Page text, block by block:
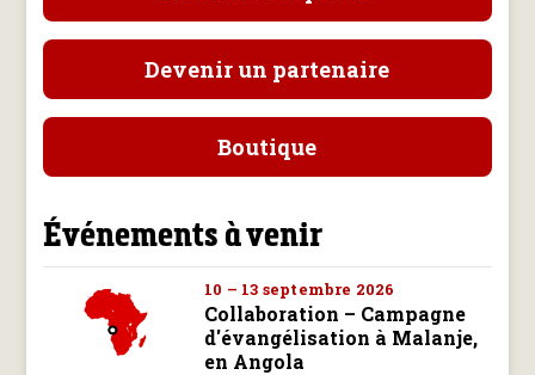
Devenir un partenaire
Boutique
Événements à venir
10 – 13 septembre 2026
Collaboration – Campagne
d'évangélisation à Malanje,
en Angola